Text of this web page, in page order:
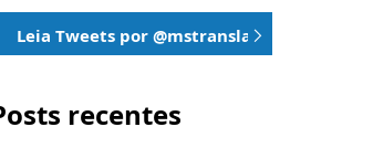
Leia Tweets por @mstranslator
recentes